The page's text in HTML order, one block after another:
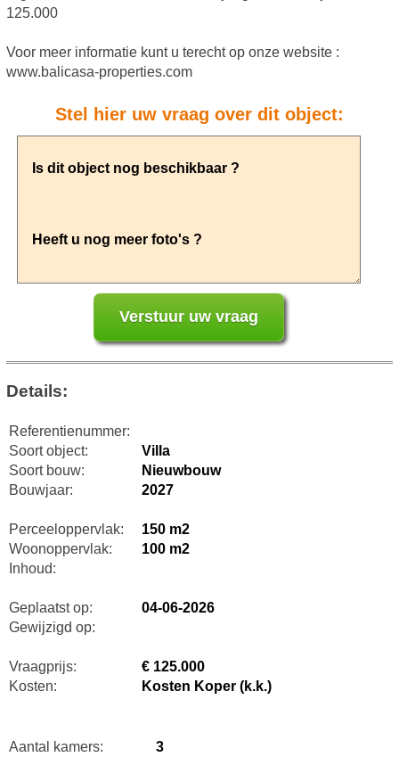
125.000
Voor meer informatie kunt u terecht op onze website :
www.balicasa-properties.com
Stel hier uw vraag over dit object:
Details:
Referentienummer:
Soort object:
Villa
Soort bouw:
Nieuwbouw
Bouwjaar:
2027
Perceeloppervlak:
150 m2
Woonoppervlak:
100 m2
Inhoud:
Geplaatst op:
04-06-2026
Gewijzigd op:
Vraagprijs:
€ 125.000
Kosten:
Kosten Koper (k.k.)
Aantal kamers:
3